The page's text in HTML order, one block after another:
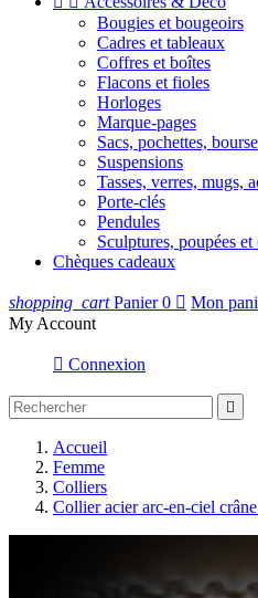
Bougies et bougeoirs
Cadres et tableaux
Coffres et boîtes
Flacons et fioles
Horloges
Marque-pages
Sacs, pochettes,
Suspensions
Tasses, verres, mugs,
Porte-clés
Pendules
Sculptures, poupées
Chèques cadeaux
shopping_cart Panier 0  Mon
My Account
 Connexion

Accueil
Femme
Colliers
Collier acier arc-en-ciel